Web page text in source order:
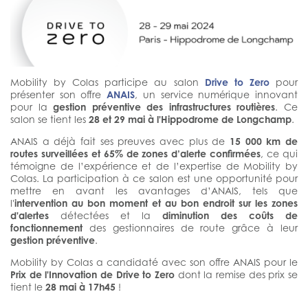
Mobility by Colas participe au salon Drive to Zeropour
présenter son offre ANAIS, un service numérique innovant
pour lagestion préventive des infrastructures routières. Ce
salon se tient les 28 et 29 mai à l'Hippodrome de Longchamp.
ANAIS a déjà fait ses preuves avec plus de 15 000 km de
routes surveillées et 65% de zones d’alerte confirmées, ce qui
témoigne de l’expérience et de l’expertise de Mobility by
Colas. La participation à ce salon est une opportunité pour
mettre en avant les avantages d’ANAIS, tels que
l'intervention au bon moment et au bon endroit sur les zones
d'alertes détectées et la diminution des coûts de
fonctionnement des gestionnaires de route grâce à leur
gestion préventive.
Mobility by Colas a candidaté avec son offre ANAIS pour le
Prix de l'Innovation de Drive to Zero dont la remise des prix se
tient le 28 mai à 17h45 !